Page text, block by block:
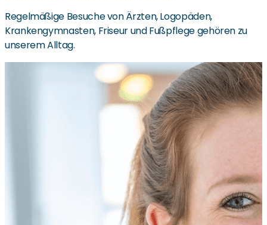
Regelmäßige Besuche von Ärzten, Logopäden,
Krankengymnasten, Friseur und Fußpflege gehören zu
unserem Alltag.